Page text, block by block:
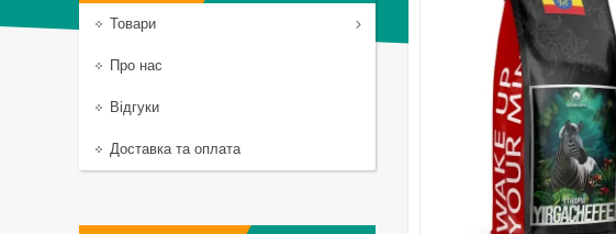
Товари
Про нас
Відгуки
Доставка та оплата